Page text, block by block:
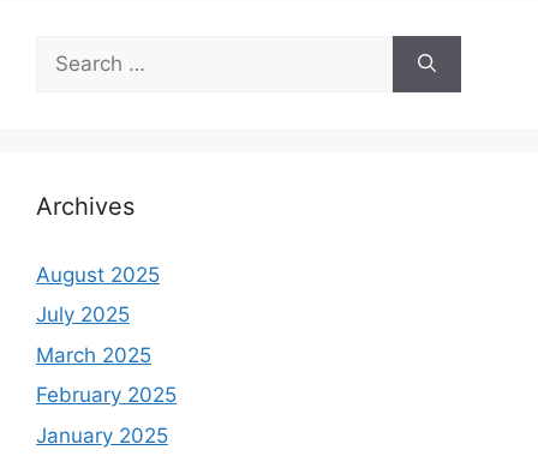
for:
Archives
August 2025
July 2025
March 2025
February 2025
January 2025